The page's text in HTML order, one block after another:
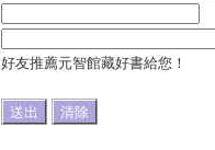
好友推薦元智館藏好書給您！